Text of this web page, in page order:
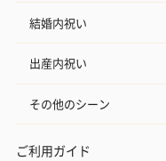
結婚内祝い
出産内祝い
その他のシーン
ご利用ガイド